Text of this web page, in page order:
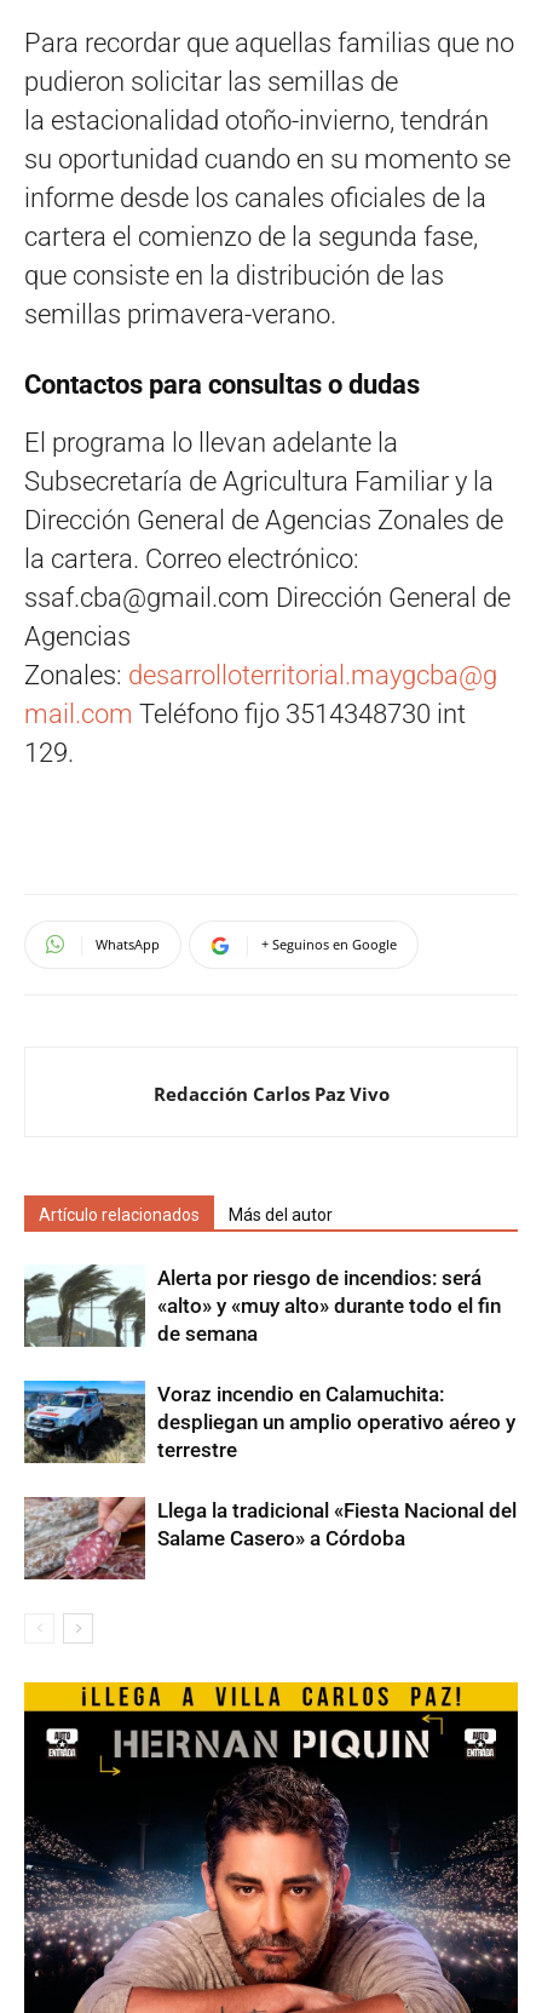
Para recordar que aquellas familias que no
pudieron solicitar las semillas de
la estacionalidad otoño-invierno, tendrán
su oportunidad cuando en su momento se
informe desde los canales oficiales de la
cartera el comienzo de la segunda fase,
que consiste en la distribución de las
semillas primavera-verano.
Contactos para consultas o dudas
El programa lo llevan adelante la
Subsecretaría de Agricultura Familiar y la
Dirección General de Agencias Zonales de
la cartera. Correo electrónico:
ssaf.cba@gmail.com Dirección General de
Agencias
Zonales: desarrolloterritorial.maygcba@g
mail.com Teléfono fijo 3514348730 int
129.
WhatsApp + Seguinos en Google
Redacción Carlos Paz Vivo
Artículo relacionados Más del autor
Alerta por riesgo de incendios: será
«alto» y «muy alto» durante todo el fin
de semana
Voraz incendio en Calamuchita:
despliegan un amplio operativo aéreo y
terrestre
Llega la tradicional «Fiesta Nacional del
Salame Casero» a Córdoba